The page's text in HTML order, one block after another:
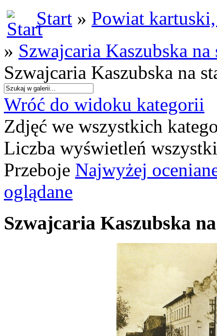
Start » Powiat
» Szwajcaria Kaszubska
Szwajcaria Kaszubska na
Wróć do widoku kategorii
Zdjęć we wszystkich
Liczba wyświetleń
Przeboje Najwyżej
oglądane
Szwajcaria Kaszubska